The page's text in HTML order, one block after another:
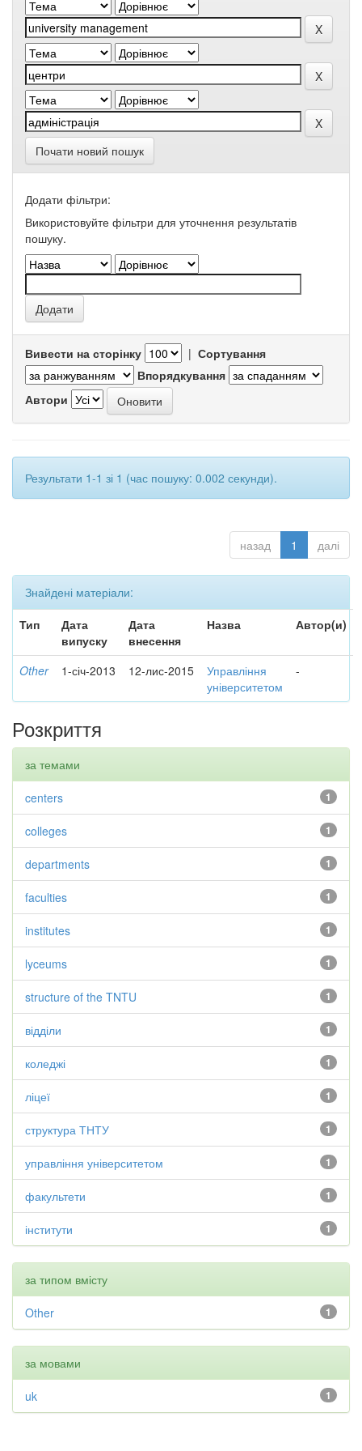
Почати новий пошук
Додати фільтри:
Використовуйте фільтри для уточнення результатів
пошуку.
Вивести на сторінку | Сортування
Впорядкування
Автори
Результати 1-1 зі 1 (час пошуку: 0.002 секунди).
назад 1 далі
Знайдені матеріали:
Тип
Дата
випуску
Дата
внесення
Назва Автор(и)
Other 1-січ-2013 12-лис-2015
Управління
університетом
-
Розкриття
за темами
1
centers
1
colleges
1
departments
1
faculties
1
institutes
1
lyceums
1
structure of the TNTU
1
відділи
1
коледжі
1
ліцеї
1
структура ТНТУ
1
управління університетом
1
факультети
1
інститути
за типом вмісту
1
Other
за мовами
1
uk